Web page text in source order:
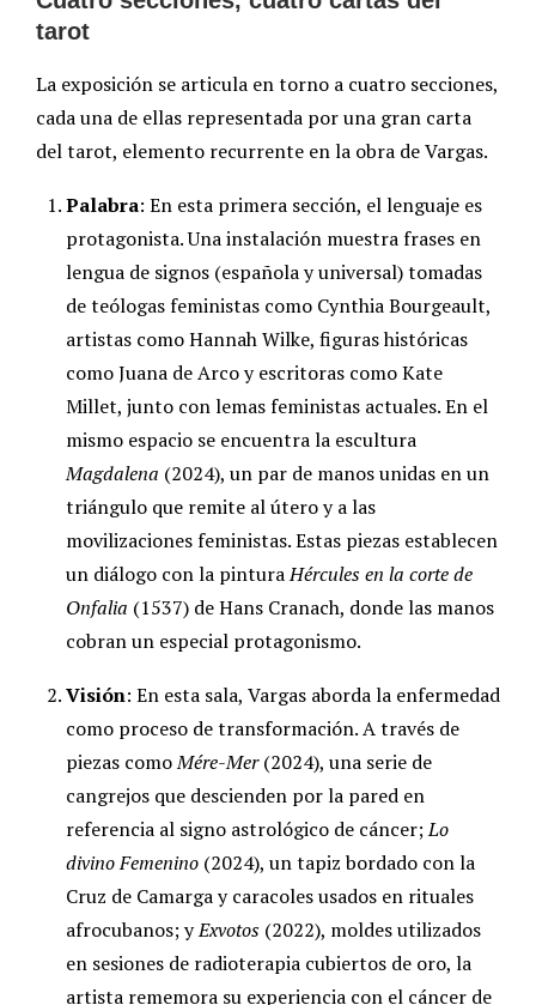
tarot
La exposición se articula en torno a cuatro secciones,
cada una de ellas representada por una gran carta
del tarot, elemento recurrente en la obra de Vargas.
Palabra: En esta primera sección, el lenguaje es
protagonista. Una instalación muestra frases en
lengua de signos (española y universal) tomadas
de teólogas feministas como Cynthia Bourgeault,
artistas como Hannah Wilke, figuras históricas
como Juana de Arco y escritoras como Kate
Millet, junto con lemas feministas actuales. En el
mismo espacio se encuentra la escultura
Magdalena (2024), un par de manos unidas en un
triángulo que remite al útero y a las
movilizaciones feministas. Estas piezas establecen
un diálogo con la pinturaHércules en la corte de
Onfalia (1537) de Hans Cranach, donde las manos
cobran un especial protagonismo.
Visión: En esta sala, Vargas aborda la enfermedad
como proceso de transformación. A través de
piezas comoMére-Mer(2024), una serie de
cangrejos que descienden por la pared en
referencia al signo astrológico de cáncer;Lo
divino Femenino (2024), un tapiz bordado con la
Cruz de Camarga y caracoles usados en rituales
afrocubanos; yExvotos (2022), moldes utilizados
en sesiones de radioterapia cubiertos de oro, la
artista rememora su experiencia con el cáncer de